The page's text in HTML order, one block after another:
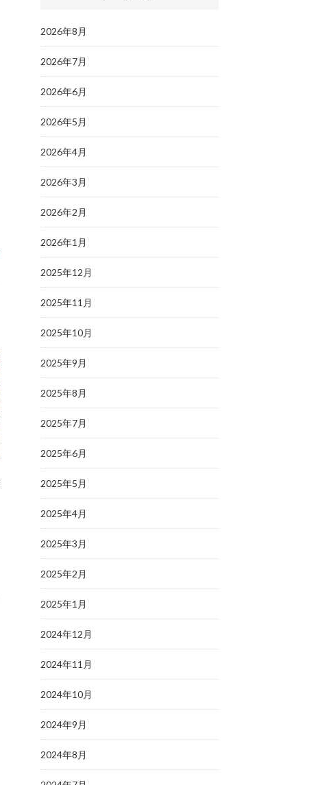
2026年8月
2026年7月
2026年6月
2026年5月
2026年4月
2026年3月
2026年2月
2026年1月
2025年12月
2025年11月
2025年10月
2025年9月
2025年8月
2025年7月
2025年6月
2025年5月
2025年4月
2025年3月
2025年2月
2025年1月
2024年12月
2024年11月
2024年10月
2024年9月
2024年8月